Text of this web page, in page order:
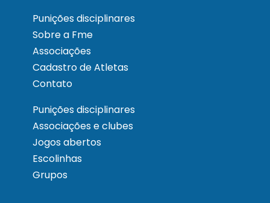
Punições disciplinares
Sobre a Fme
Associações
Cadastro de Atletas
Contato
Punições disciplinares
Associações e clubes
Jogos abertos
Escolinhas
Grupos